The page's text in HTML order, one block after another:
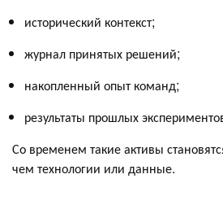
исторический контекст;
журнал принятых решений;
накопленный опыт команд;
результаты прошлых
Со временем такие активы
чем технологии или данные.